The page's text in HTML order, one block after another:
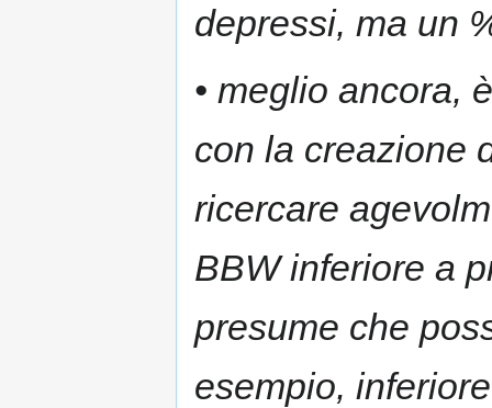
depressi, ma un
• meglio ancora,
con la creazione
ricercare
BBW inferiore a
presume che
esempio,